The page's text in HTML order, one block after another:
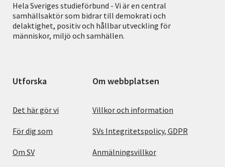
Hela Sveriges studieförbund - Vi är en central
samhällsaktör som bidrar till demokrati och
delaktighet, positiv och hållbar utveckling för
människor, miljö och samhällen.
Utforska
Det här gör vi
För dig som
Om SV
Om webbplatsen
Villkor och information
SVs Integritetspolicy, GDPR
Anmälningsvillkor